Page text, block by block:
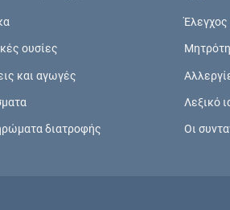
Ενδείξεις και αγωγές
νόσους, συμπτώματα και ιατρικές
ουσίες
και αγωγές
διατροφής
Λεξικό
Οι